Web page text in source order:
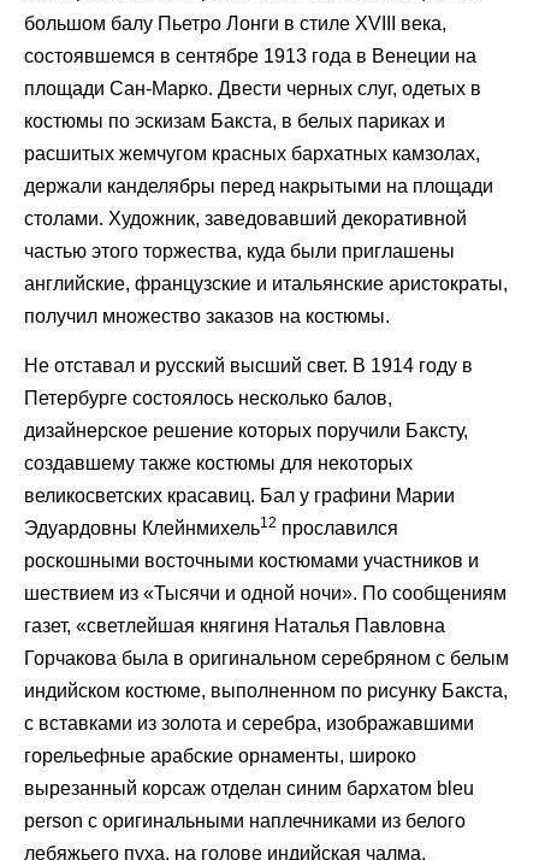
большом балу Пьетро Лонги в стиле XVIII века,
состоявшемся в сентябре 1913 года в Венеции на
площади Сан-Марко. Двести черных слуг, одетых в
костюмы по эскизам Бакста, в белых париках и
расшитых жемчугом красных бархатных камзолах,
держали канделябры перед накрытыми на площади
столами. Художник, заведовавший декоративной
частью этого торжества, куда были приглашены
английские, французские и итальянские аристократы,
получил множество заказов на костюмы.
Не отставал и русский высший свет. В 1914 году в
Петербурге состоялось несколько балов,
дизайнерское решение которых поручили Баксту,
создавшему также костюмы для некоторых
великосветских красавиц. Бал у графини Марии
Эдуардовны Клейнмихель12 прославился
роскошными восточными костюмами участников и
шествием из «Тысячи и одной ночи». По сообщениям
газет, «светлейшая княгиня Наталья Павловна
Горчакова была в оригинальном серебряном с белым
индийском костюме, выполненном по рисунку Бакста,
с вставками из золота и серебра, изображавшими
горельефные арабские орнаменты, широко
вырезанный корсаж отделан синим бархатом bleu
person с оригинальными наплечниками из белого
лебяжьего пуха, на голове индийская чалма,